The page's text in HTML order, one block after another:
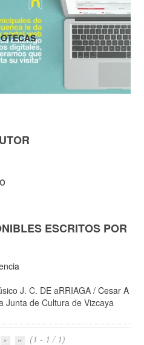
ESCRITOS POR
J. C. DE aRRIAGA /Cesar A
Junta de Cultura de Vizcaya
(1 - 1 / 1)